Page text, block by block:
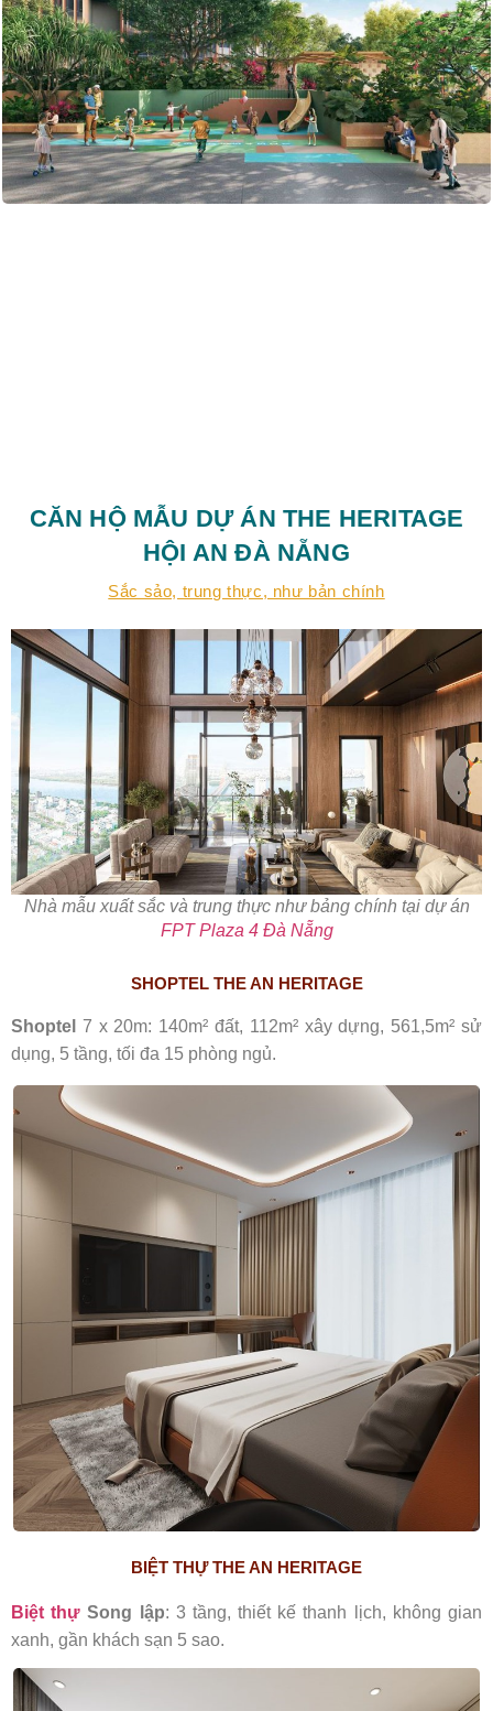
CĂN HỘ MẪU DỰ ÁN THE HERITAGE
HỘI AN ĐÀ NẴNG
Sắc sảo, trung thực, như bản chính
Nhà mẫu xuất sắc và trung thực như bảng chính tại dự án
FPT Plaza 4 Đà Nẵng
SHOPTEL THE AN HERITAGE
Shoptel
7 x 20m: 140m² đất, 112m² xây dựng, 561,5m² sử
dụng, 5 tầng, tối đa 15 phòng ngủ.
BIỆT THỰ THE AN HERITAGE
Biệt thự Song lập: 3 tầng, thiết kế thanh lịch, không gian
xanh, gần khách sạn 5 sao.